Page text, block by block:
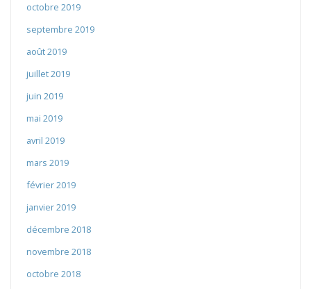
octobre 2019
septembre 2019
août 2019
juillet 2019
juin 2019
mai 2019
avril 2019
mars 2019
février 2019
janvier 2019
décembre 2018
novembre 2018
octobre 2018